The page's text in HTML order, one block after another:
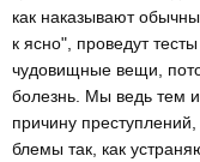
как наказывают
к ясно", проведут
чудовищные вещи,
болезнь. Мы ведь тем
причину
блемы так, как